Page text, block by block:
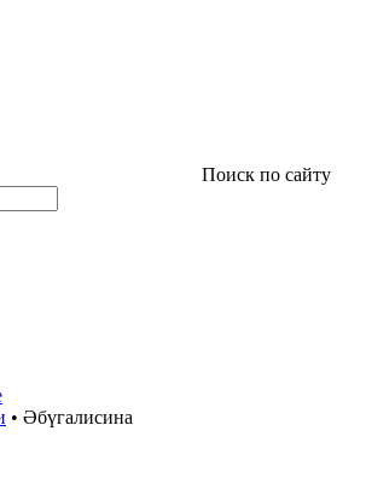
Поиск по сайту
• Әбүгалисина